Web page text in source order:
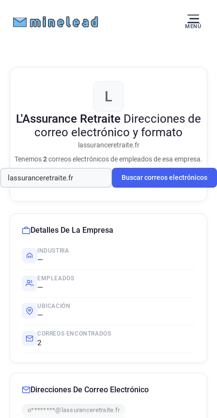
MENÚ
L
L'Assurance Retraite Direcciones de
correo electrónico y formato
lassuranceretraite.fr
Tenemos2correos electrónicos de empleados de esa empresa.
Buscar correos electrónicos
Detalles De La Empresa
INDUSTRIA
—
EMPLEADOS
—
UBICACIÓN
—
CORREOS ENCONTRADOS
2
Direcciones De Correo Electrónico
o********@lassuranceretraite.fr